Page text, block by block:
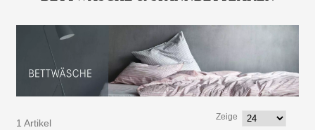
1 Artikel
Zeige